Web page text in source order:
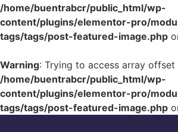
/home/buentrabcr/public_html/wp-
content/plugins/elementor-pro/
tags/tags/post-featured-image.php
Warning: Trying to access array offset
/home/buentrabcr/public_html/wp-
content/plugins/elementor-pro/
tags/tags/post-featured-image.php